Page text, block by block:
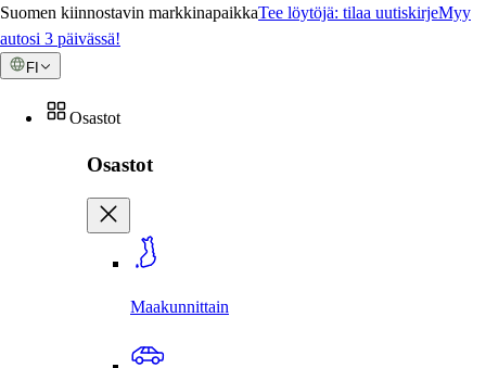
Suomen kiinnostavin markkinapaikkaTee löytöjä: tilaa uutiskirjeMyy
autosi 3 päivässä!
FI
Osastot
Osastot
Maakunnittain